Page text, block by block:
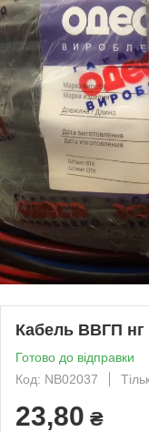
Кабель ВВГП нг
Готово до відправки
Код: NB02037
23,80 ₴